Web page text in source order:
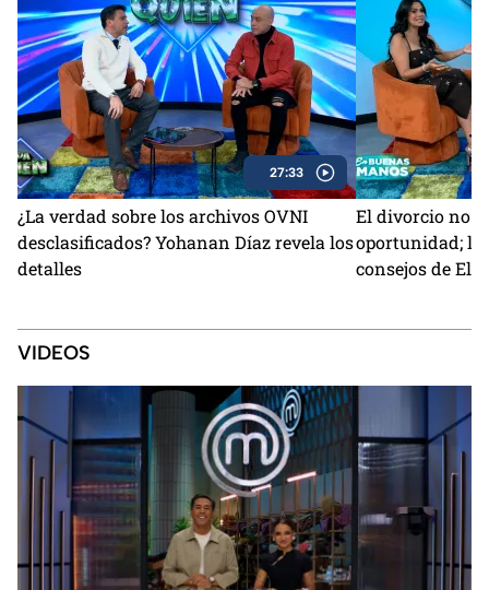
27:33
¿La verdad sobre los archivos OVNI
desclasificados? Yohanan Díaz revela los
detalles
El divorcio no
oportunidad; la
consejos de
VIDEOS